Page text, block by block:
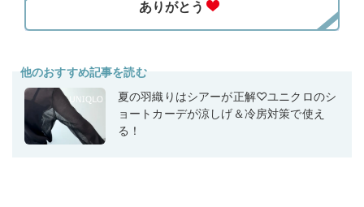
他のおすすめ記事を読む
夏の羽織りはシアーが正解♡ユニクロのシ
ョートカーデが涼しげ＆冷房対策で使え
る！